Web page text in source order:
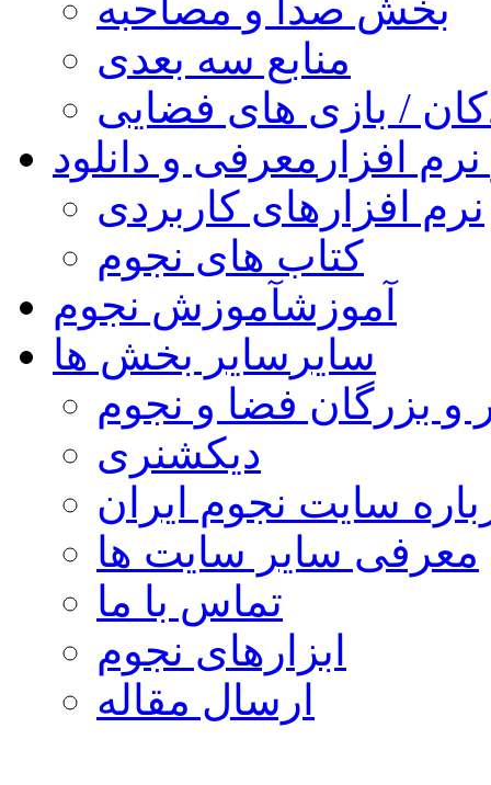
منابع سه بعدی
/ بازی های فضایی
افزار معرفی و دانلود
نرم افزارهای کاربردی
کتاب های نجوم
آموزشآموزش نجوم
سایر سایر بخش ها
و بزرگان فضا و نجوم
دیکشنری
سایت نجوم ایران
معرفی سایر سایت ها
تماس با ما
ابزارهای نجوم
ارسال مقاله